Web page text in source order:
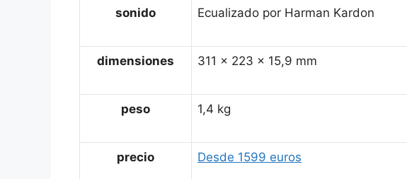
sonido Ecualizado por Harman Kardon
dimensiones 311 x 223 x 15,9 mm
peso 1,4 kg
precio Desde 1599 euros